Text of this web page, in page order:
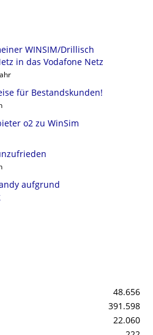
WINSIM/Drillisch
in das Vodafone Netz
für Bestandskunden!
o2 zu WinSim
aufgrund
48.656
391.598
22.060